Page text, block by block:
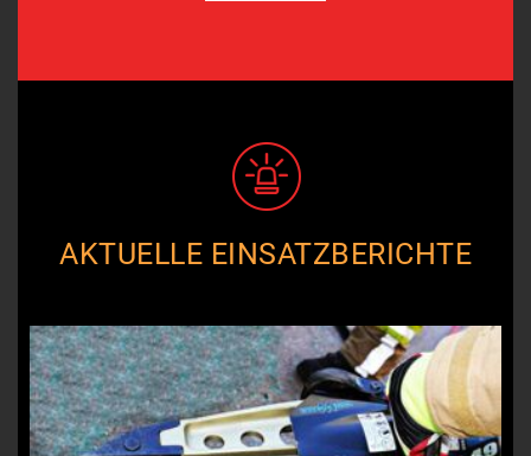
AKTUELLE EINSATZBERICHTE